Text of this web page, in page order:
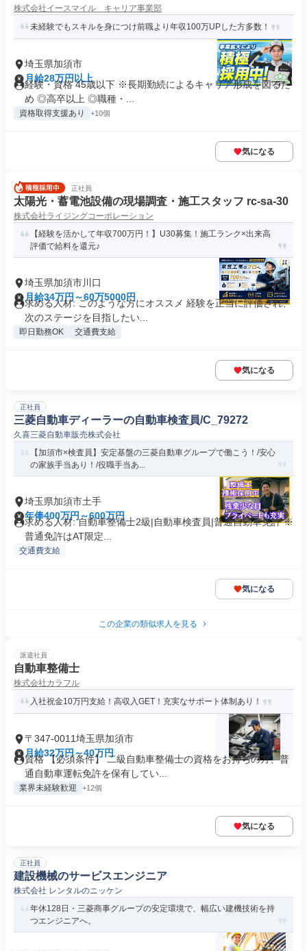
株式会社イースマイル キャリア事業部
未経験でもスキルを身につけ前職より年収100万UPした方多数！
埼玉県加須市
月給28万円以上
経験・資格 45歳以下 ※長期勤続によるキャリア形成を図るた
め ◎高卒以上 ◎職種・...
資格取得支援あり +10個
気になる
正社員
太陽光・蓄電池設備の現場調査・施工スタッフ rc-sa-30
株式会社ライジングコーポレーション
【経験を活かして年収700万円！】U30募集！施工ランク×出来高
評価で給料を還元♪
埼玉県加須市川口
月給34万円～60万5000円
求める人材: このような方にオススメ 経験を正当に評価され、
次のステージを目指したい...
即日勤務OK 交通費支給
気になる
正社員
三菱自動車ディーラーの自動車検査員/C_79272
久喜三菱自動車販売株式会社
【加須市×検査員】安定基盤の三菱自動車グループで働こう！/安心
の家族手当あり！/役職手当あ...
埼玉県加須市土手
年俸400万円～600万円
求める人材: 自動車整備士2級|自動車検査員|普通自動車免許 ※
普通免許はAT限定...
交通費支給
気になる
この企業の類似求人を見る
派遣社員
自動車整備士
株式会社カラフル
入社祝金10万円支給！高収入GET！充実なサポート体制あり！
〒347-0011埼玉県加須市
月給32万円～40万円
資格 【必須条件】 二級自動車整備士の資格をお持ちの方、普
通自動車運転免許を保有してい...
業界未経験歓迎 +12個
気になる
正社員
建設機械のサービスエンジニア
株式会社 レンタルのニッケン
年休128日・三菱商事グループの安定環境で、幅広い建機技術を持
つエンジニアへ。